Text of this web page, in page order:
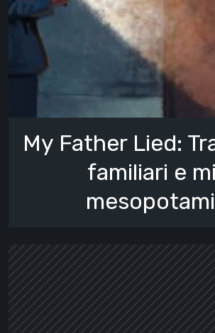
My Father Lied:
familiari e